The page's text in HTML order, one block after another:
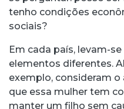
tenho condições
sociais?
Em cada país, levam-
elementos diferentes.
exemplo, consideram o
que essa mulher tem
manter um filho sem